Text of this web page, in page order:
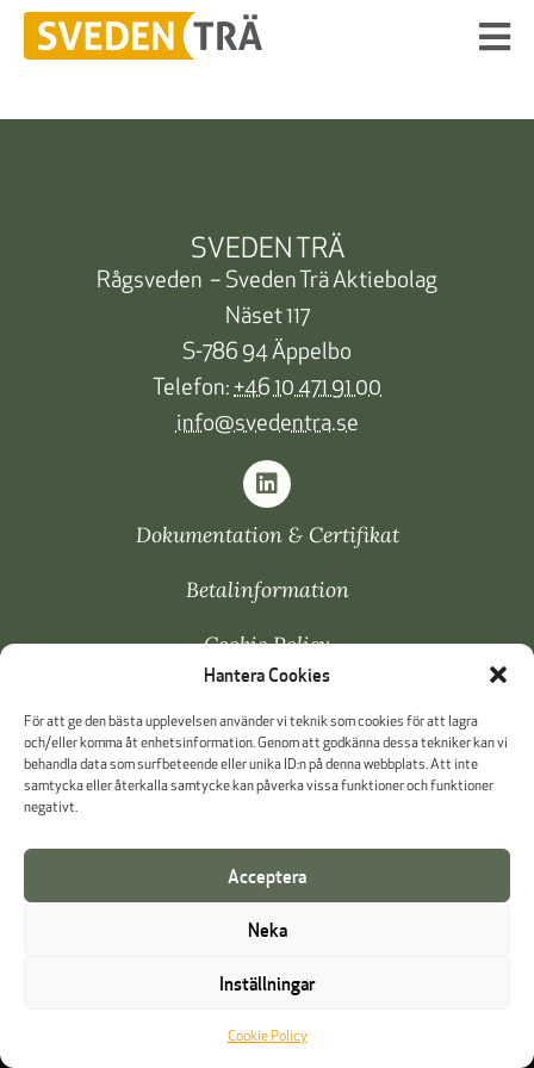
Hantera Cookies
För att ge den bästa upplevelsen använder vi teknik som cookies för att lagra
och/eller komma åt enhetsinformation. Genom att godkänna dessa tekniker kan vi
behandla data som surfbeteende eller unika ID:n på denna webbplats. Att inte
samtycka eller återkalla samtycke kan påverka vissa funktioner och funktioner
negativt.
Acceptera
Neka
Inställningar
Cookie Policy
SVEDEN TRÄ
Rågsveden – Sveden Trä Aktiebolag
Näset 117
S-786 94 Äppelbo
Telefon: +46 10 471 91 00
info@svedentra.se
Dokumentation & Certifikat
Betalinformation
Cookie Policy